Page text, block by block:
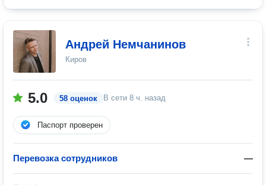
Андрей Немчанинов
Киров
5.0 58 оценок В сети 8 ч. назад
Паспорт проверен
Перевозка сотрудников —